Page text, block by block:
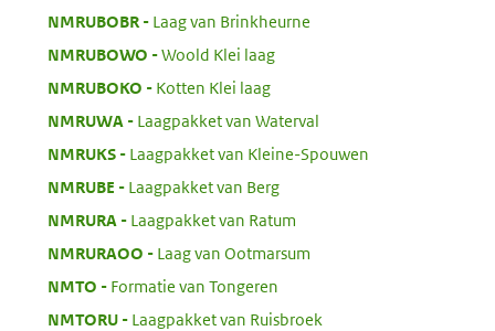
NMRUBOBR:
Laag van Brinkheurne
NMRUBOWO
Woold Klei laag
NMRUBOKO
Kotten Klei laag
NMRUWA
Laagpakket van Waterval
NMRUKS:
Laagpakket van Kleine-Spouwen
NMRUBE
Laagpakket van Berg
NMRURA
Laagpakket van Ratum
NMRURAOO
Laag van Ootmarsum
NMTO
Formatie van Tongeren
NMTORU:
Laagpakket van Ruisbroek